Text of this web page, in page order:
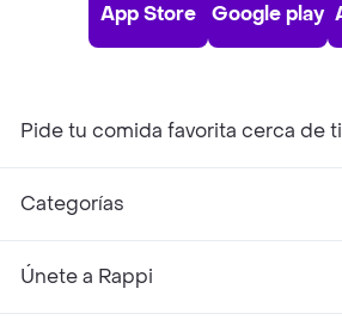
App Store Google play
Pide tu comida favorita cerca de ti
Categorías
Únete a Rappi